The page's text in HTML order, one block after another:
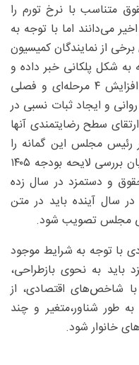
متناسب با نرخ تورم را
می‌دانند اما با توجه به
و صحبتهای برخی از نمایندگان کمیسیون
به شکل پلکانی خبر داده و
تاکید کرده‌اند که محاسبه و رویکرد افزایش ۴ مرحله‌ای و فصلی
و ایجاد ثبات نسبی در
سطح رضایتمندی آنها
رئیس مجلس این گمانه را
تقویت می‌کند که ممکن است در جریان بررسی لایحه بودجه ۱۴۰۵
و دستمزد در سال زده
سال آینده باید در متن
مجلس تصویب شود.
با توجه به شرایط موجود
باید به نحوی بازطراحی،‌
شاخص‌های اقتصادی، از
طور شناور،متغیر و چند
خانوار شود.